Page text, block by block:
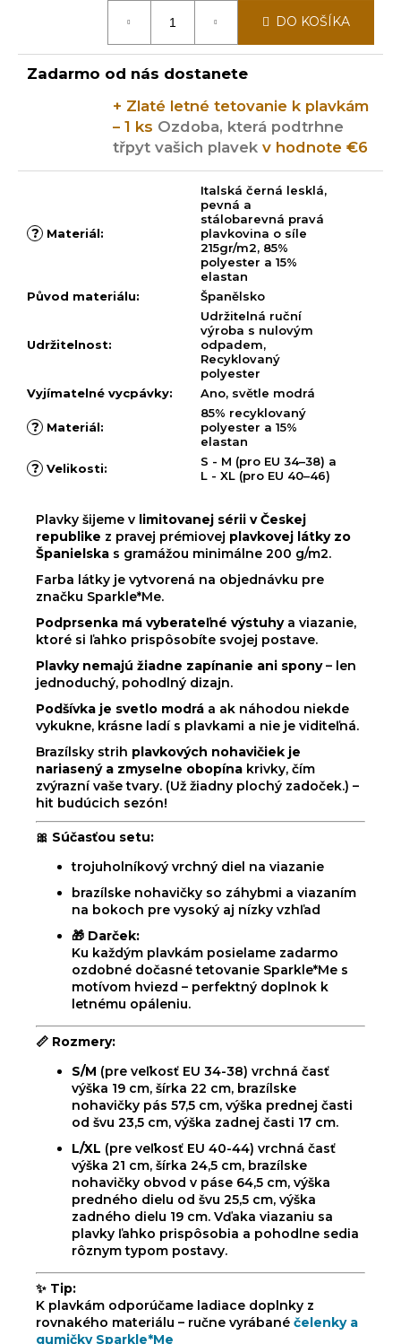
DO KOŠÍKA
Zadarmo od nás dostanete
+ Zlaté letné tetovanie k plavkám
– 1 ks Ozdoba, která podtrhne
třpyt vašich plavek v hodnote €6
? Materiál:
Italská černá lesklá,
pevná a
stálobarevná pravá
plavkovina o síle
215gr/m2, 85%
polyester a 15%
elastan
Původ materiálu: Španělsko
Udržitelnost:
Udržitelná ruční
výroba s nulovým
odpadem,
Recyklovaný
polyester
Vyjímatelné vycpávky: Ano, světle modrá
? Materiál:
85% recyklovaný
polyester a 15%
elastan
? Velikosti:
S - M (pro EU 34–38) a
L - XL (pro EU 40–46)
Plavky šijeme v limitovanej sérii v Českej
republike z pravej prémiovej plavkovej látky zo
Španielska s gramážou minimálne 200 g/m2.
Farba látky je vytvorená na objednávku pre
značku Sparkle*Me.
Podprsenka má vyberateľné výstuhya viazanie,
ktoré si ľahko prispôsobíte svojej postave.
Plavky nemajú žiadne zapínanie ani spony– len
jednoduchý, pohodlný dizajn.
Podšívka je svetlo modrá a ak náhodou niekde
vykukne, krásne ladí s plavkami a nie je viditeľná.
Brazílsky strih plavkových nohavičiek je
nariasený a zmyselne obopína krivky, čím
zvýrazní vaše tvary. (Už žiadny plochý zadoček.) –
hit budúcich sezón!
🎀 Súčasťou setu:
trojuholníkový vrchný diel na viazanie
brazílske nohavičky so záhybmi a viazaním
na bokoch pre vysoký aj nízky vzhľad
🎁 Darček:
Ku každým plavkám posielame zadarmo
ozdobné dočasné tetovanie Sparkle*Me s
motívom hviezd – perfektný doplnok k
letnému opáleniu.
📏 Rozmery:
S/M (pre veľkosť EU 34-38) vrchná časť
výška 19 cm, šírka 22 cm, brazílske
nohavičky pás 57,5 cm, výška prednej časti
od švu 23,5 cm, výška zadnej časti 17 cm.
L/XL (pre veľkosť EU 40-44) vrchná časť
výška 21 cm, šírka 24,5 cm, brazílske
nohavičky obvod v páse 64,5 cm, výška
predného dielu od švu 25,5 cm, výška
zadného dielu 19 cm. Vďaka viazaniu sa
plavky ľahko prispôsobia a pohodlne sedia
rôznym typom postavy.
✨ Tip:
K plavkám odporúčame ladiace doplnky z
rovnakého materiálu – ručne vyrábané čelenky a
gumičky Sparkle*Me